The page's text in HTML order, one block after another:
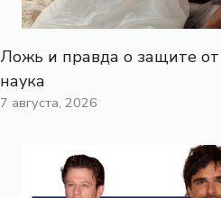
Ложь и правда о защите от
наука
7 августа, 2026